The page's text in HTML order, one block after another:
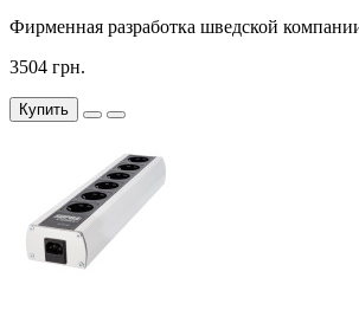
Фирменная разработка шведской
3504 грн.
Купить